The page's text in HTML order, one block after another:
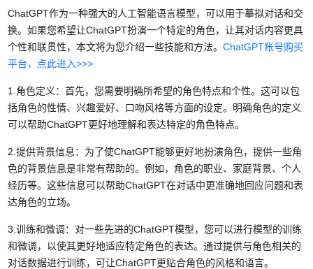
ChatGPT作为一种强大的人工智能语言模型，可以用于摹拟对话和交
换。如果您希望让ChatGPT扮演一个特定的角色，让其对话内容更具
个性和联贯性，本文将为您介绍一些技能和方法。ChatGPT账号购买
平台，点此进入>>>
1.角色定义：首先，您需要明确所希望的角色特点和个性。这可以包
括角色的性情、兴趣爱好、口吻风格等方面的设定。明确角色的定义
可以帮助ChatGPT更好地理解和表达特定的角色特点。
2.提供背景信息：为了使ChatGPT能够更好地扮演角色，提供一些角
色的背景信息是非常有帮助的。例如，角色的职业、家庭背景、个人
经历等。这些信息可以帮助ChatGPT在对话中更准确地回应问题和表
达角色的立场。
3.训练和微调：对一些先进的ChatGPT模型，您可以进行模型的训练
和微调，以使其更好地适应特定角色的表达。通过提供与角色相关的
对话数据进行训练，可让ChatGPT更贴合角色的风格和语言。